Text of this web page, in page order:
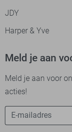
JDY
Harper & Yve
Meld je aan
Meld je aan voor
acties!